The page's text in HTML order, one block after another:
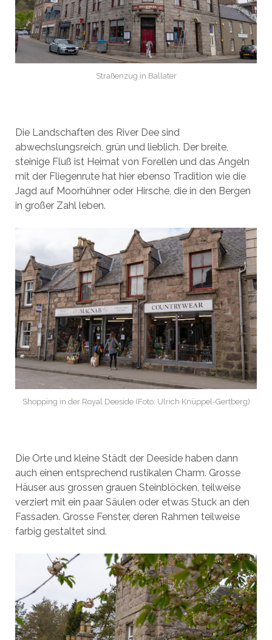
Straßenzug in Ballater
Die Landschaften des River Dee sind
abwechslungsreich, grün und lieblich. Der breite,
steinige Fluß ist Heimat von Forellen und das Angeln
mit der Fliegenrute hat hier ebenso Tradition wie die
Jagd auf Moorhühner oder Hirsche, die in den Bergen
in großer Zahl leben.
Shopping in der Royal Deeside (Foto: Ulrich Knüppel-Gertberg)
Die Orte und kleine Städt der Deeside haben dann
auch einen entsprechend rustikalen Charm. Grosse
Häuser aus grossen grauen Steinblöcken, teilweise
verziert mit ein paar Säulen oder etwas Stuck an den
Fassaden. Grosse Fenster, deren Rahmen teilweise
farbig gestaltet sind.